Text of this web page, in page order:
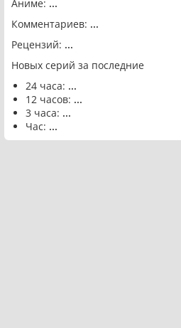
Аниме: ...
Комментариев: ...
Рецензий: ...
Новых серий за последние
24 часа: ...
12 часов: ...
3 часа: ...
Час: ...